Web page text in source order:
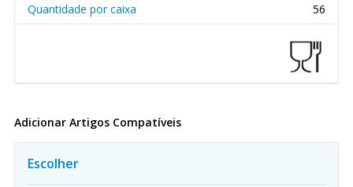
Quantidade por caixa 56
Adicionar Artigos Compatíveis
Escolher